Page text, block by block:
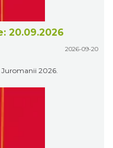
20.09.2026
2026-09-20
2026.